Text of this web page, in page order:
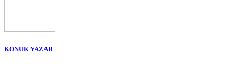
KONUK YAZAR